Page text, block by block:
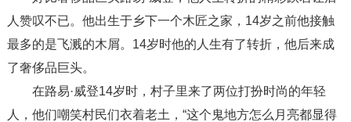
人赞叹不已。他出生于乡下一个木匠之家，14岁之前他接触
最多的是飞溅的木屑。14岁时他的人生有了转折，他后来成
了奢侈品巨头。
在路易·威登14岁时，村子里来了两位打扮时尚的年轻
人，他们嘲笑村民们衣着老土，“这个鬼地方怎么月亮都显得